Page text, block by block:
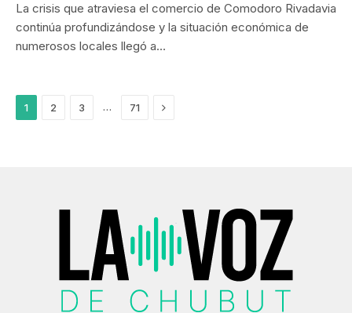
La crisis que atraviesa el comercio de Comodoro Rivadavia
continúa profundizándose y la situación económica de
numerosos locales llegó a…
1 2 3 … 71 Next